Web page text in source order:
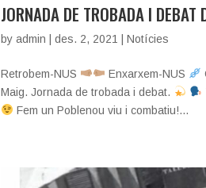
JORNADA DE TROBADA I DEBAT
byadmin |des. 2, 2021 |Notícies
Retrobem-NUS Enxarxem-NUS
Maig. Jornada de trobada i debat.
Fem un Poblenou viu i combatiu!...